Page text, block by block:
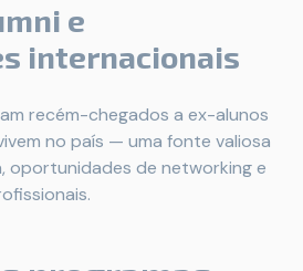
e
internacionais
recém-chegados a ex-alunos
no país — uma fonte valiosa
oportunidades de networking e